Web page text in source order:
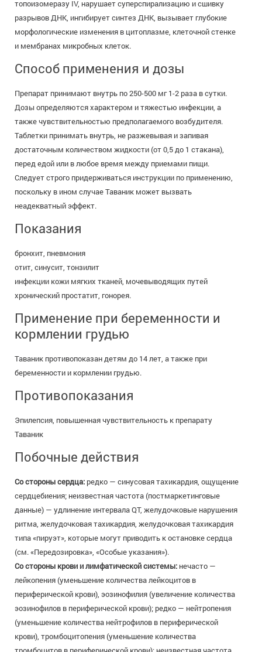
топоизомеразу IV, нарушает суперспирализацию и сшивку
разрывов ДНК, ингибирует синтез ДНК, вызывает глубокие
морфологические изменения в цитоплазме, клеточной стенке
и мембранах микробных клеток.
Способ применения и дозы
Препарат принимают внутрь по 250-500 мг 1-2 раза в сутки.
Дозы определяются характером и тяжестью инфекции, а
также чувствительностью предполагаемого возбудителя.
Таблетки принимать внутрь, не разжевывая и запивая
достаточным количеством жидкости (от 0,5 до 1 стакана),
перед едой или в любое время между приемами пищи.
Следует строго придерживаться инструкции по применению,
поскольку в ином случае Таваник может вызвать
неадекватный эффект.
Показания
бронхит, пневмония
отит, синусит, тонзилит
инфекции кожи мягких тканей, мочевыводящих путей
хронический простатит, гонорея.
Применение при беременности и
кормлении грудью
Таваник противопоказан детям до 14 лет, а также при
беременности и кормлении грудью.
Противопоказания
Эпилепсия, повышенная чувствительность к препарату
Таваник
Побочные действия
Со стороны сердца: редко — синусовая тахикардия, ощущение
сердцебиения; неизвестная частота (постмаркетинговые
данные) — удлинение интервала QT, желудочковые нарушения
ритма, желудочковая тахикардия, желудочковая тахикардия
типа «пируэт», которые могут приводить к остановке сердца
(см. «Передозировка», «Особые указания»).
Со стороны крови и лимфатической системы: нечасто —
лейкопения (уменьшение количества лейкоцитов в
периферической крови), эозинофилия (увеличение количества
эозинофилов в периферической крови); редко — нейтропения
(уменьшение количества нейтрофилов в периферической
крови), тромбоцитопения (уменьшение количества